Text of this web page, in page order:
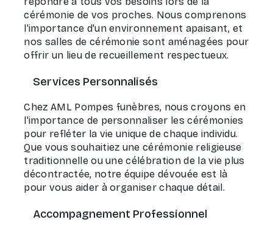
cérémonie de vos proches. Nous comprenons
l'importance d'un environnement apaisant, et
nos salles de cérémonie sont aménagées pour
offrir un lieu de recueillement respectueux.
Services Personnalisés
Chez AML Pompes funèbres, nous croyons en
l'importance de personnaliser les cérémonies
pour refléter la vie unique de chaque individu.
Que vous souhaitiez une cérémonie religieuse
traditionnelle ou une célébration de la vie plus
décontractée, notre équipe dévouée est là
pour vous aider à organiser chaque détail.
Accompagnement Professionnel